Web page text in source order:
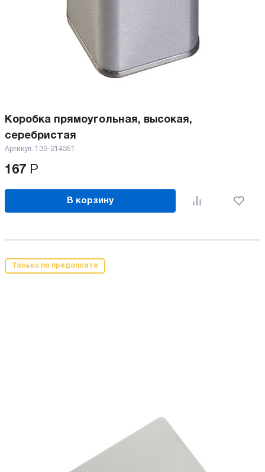
Коробка прямоугольная, высокая,
серебристая
Артикул: 139-214351
167 Р
В корзину
Только по предоплате